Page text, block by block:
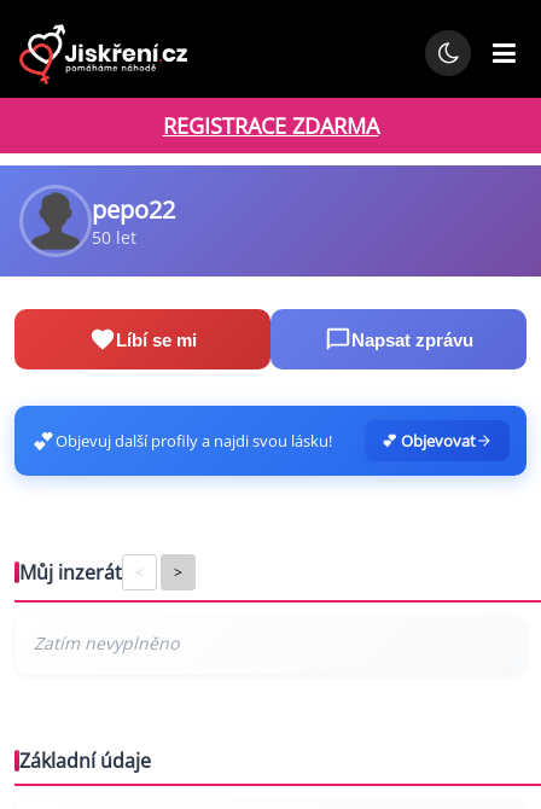
REGISTRACE ZDARMA
pepo22
50 let
Líbí se mi Napsat zprávu
💕Objevuj další profily a najdi svou lásku! 💕 Objevovat
Můj inzerát < >
Základní údaje